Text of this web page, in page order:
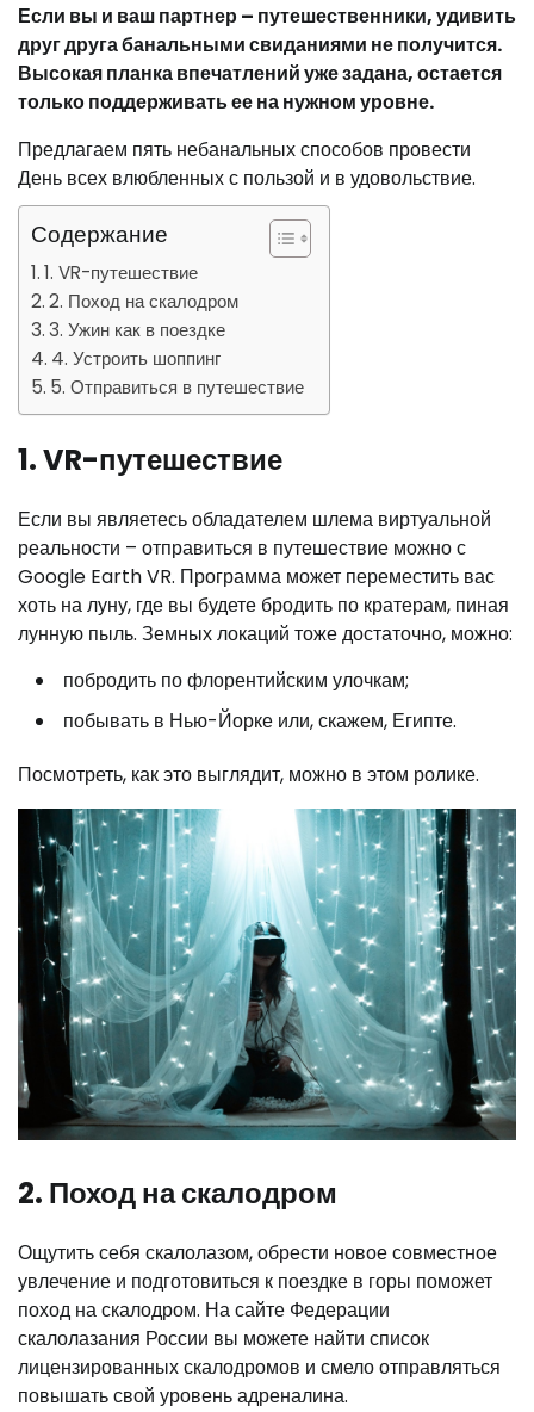
Если вы и ваш партнер – путешественники, удивить
друг друга банальными свиданиями не получится.
Высокая планка впечатлений уже задана, остается
только поддерживать ее на нужном уровне.
Предлагаем пять небанальных способов провести
День всех влюбленных с пользой и в удовольствие.
Содержание
1. VR-путешествие
2. Поход на скалодром
3. Ужин как в поездке
4. Устроить шоппинг
5. Отправиться в путешествие
1. VR-путешествие
Если вы являетесь обладателем шлема виртуальной
реальности – отправиться в путешествие можно с
Google Earth VR. Программа может переместить вас
хоть на луну, где вы будете бродить по кратерам, пиная
лунную пыль. Земных локаций тоже достаточно, можно:
побродить по флорентийским улочкам;
побывать в Нью-Йорке или, скажем, Египте.
Посмотреть, как это выглядит, можно в этом ролике.
2. Поход на скалодром
Ощутить себя скалолазом, обрести новое совместное
увлечение и подготовиться к поездке в горы поможет
поход на скалодром. На сайте Федерации
скалолазания России вы можете найти список
лицензированных скалодромов и смело отправляться
повышать свой уровень адреналина.